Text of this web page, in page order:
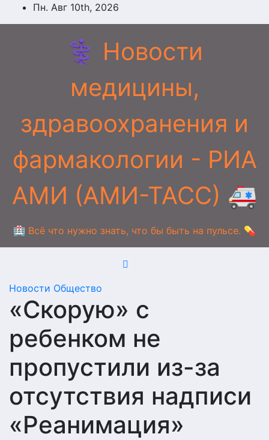
Перейти
к
Пн. Авг 10th, 2026
⚕️ Новости
медицины,
здравоохранения и
фармакологии - РИА
АМИ (АМИ-ТАСС) 🚑
🏥 Всё что нужно знать, что бы быть на пульсе. 💊
Новости Общество
«Скорую» с
ребенком не
пропустили из-за
отсутствия надписи
«Реанимация»